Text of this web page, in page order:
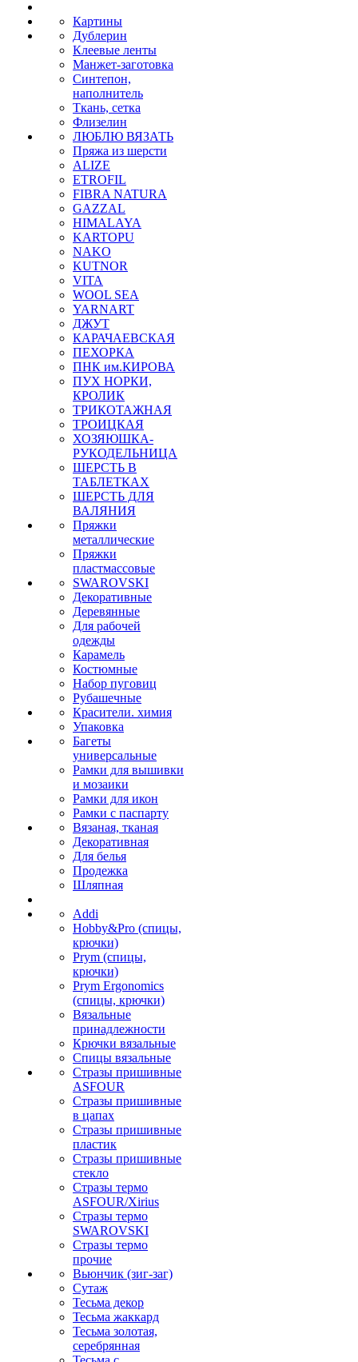
Картины
Дублерин
Клеевые ленты
Манжет-заготовка
Синтепон,
наполнитель
Ткань, сетка
Флизелин
ЛЮБЛЮ ВЯЗАТЬ
Пряжа из шерсти
ALIZE
ETROFIL
FIBRA NATURA
GAZZAL
HIMALAYA
KARTOPU
NAKO
KUTNOR
VITA
WOOL SEA
YARNART
ДЖУТ
КАРАЧАЕВСКАЯ
ПЕХОРКА
ПНК им.КИРОВА
ПУХ НОРКИ,
КРОЛИК
ТРИКОТАЖНАЯ
ТРОИЦКАЯ
ХОЗЯЮШКА-
РУКОДЕЛЬНИЦА
ШЕРСТЬ В
ТАБЛЕТКАХ
ШЕРСТЬ ДЛЯ
ВАЛЯНИЯ
Пряжки
металлические
Пряжки
пластмассовые
SWAROVSKI
Декоративные
Деревянные
Для рабочей
одежды
Карамель
Костюмные
Набор пуговиц
Рубашечные
Красители. химия
Упаковка
Багеты
универсальные
Рамки для вышивки
и мозаики
Рамки для икон
Рамки с паспарту
Вязаная, тканая
Декоративная
Для белья
Продежка
Шляпная
Addi
Hobby&Pro (спицы,
крючки)
Prym (спицы,
крючки)
Prym Ergonomics
(спицы, крючки)
Вязальные
принадлежности
Крючки вязальные
Спицы вязальные
Стразы пришивные
ASFOUR
Стразы пришивные
в цапах
Стразы пришивные
пластик
Стразы пришивные
стекло
Стразы термо
ASFOUR/Xirius
Стразы термо
SWAROVSKI
Стразы термо
прочие
Вьюнчик (зиг-заг)
Сутаж
Тесьма декор
Тесьма жаккард
Тесьма золотая,
серебрянная